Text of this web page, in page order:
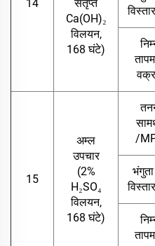
14
संतृप्त
Ca(OH)₂
विलयन,
168 घंटे)
15
अम्ल
उपचार
(2%
H₂SO₄
विलयन,
168 घंटे)
/